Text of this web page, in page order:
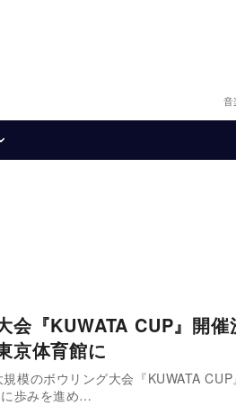
音
会『KUWATA CUP』開
京体育館に
模のボウリング大会『KUWATA
歩みを進め…